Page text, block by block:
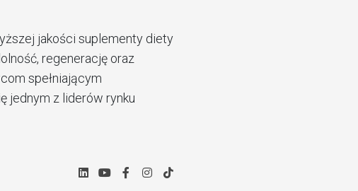
jakości suplementy diety
regenerację oraz
spełniającym
jednym z liderów rynku